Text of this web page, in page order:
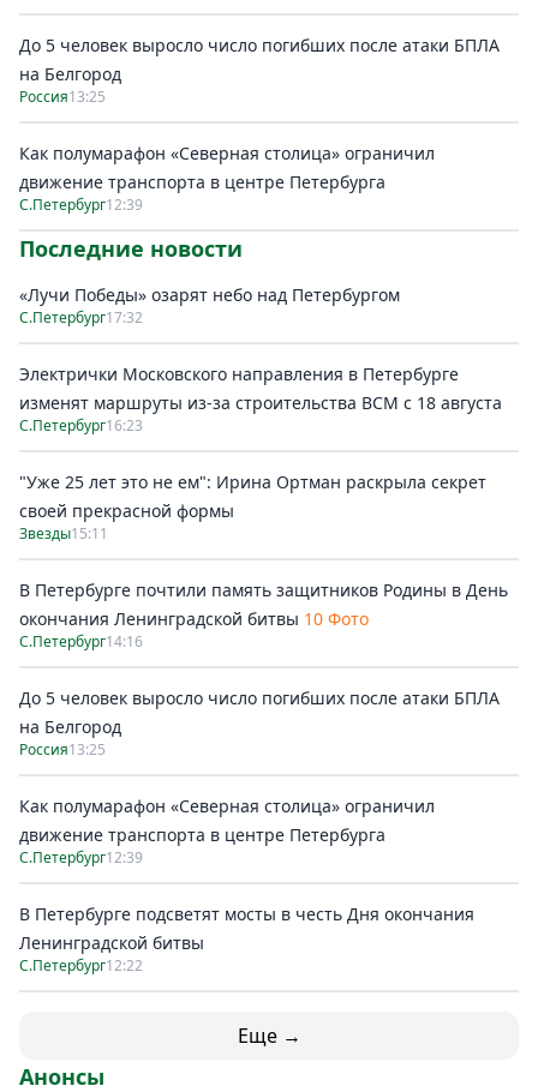
До 5 человек выросло число погибших после атаки БПЛА
на Белгород
Россия13:25
Как полумарафон «Северная столица» ограничил
движение транспорта в центре Петербурга
С.Петербург12:39
Последние новости
«Лучи Победы» озарят небо над Петербургом
С.Петербург17:32
Электрички Московского направления в Петербурге
изменят маршруты из-за строительства ВСМ с 18 августа
С.Петербург16:23
"Уже 25 лет это не ем": Ирина Ортман раскрыла секрет
своей прекрасной формы
Звезды15:11
В Петербурге почтили память защитников Родины в День
окончания Ленинградской битвы 10 Фото
С.Петербург14:16
До 5 человек выросло число погибших после атаки БПЛА
на Белгород
Россия13:25
Как полумарафон «Северная столица» ограничил
движение транспорта в центре Петербурга
С.Петербург12:39
В Петербурге подсветят мосты в честь Дня окончания
Ленинградской битвы
С.Петербург12:22
Еще →
Анонсы